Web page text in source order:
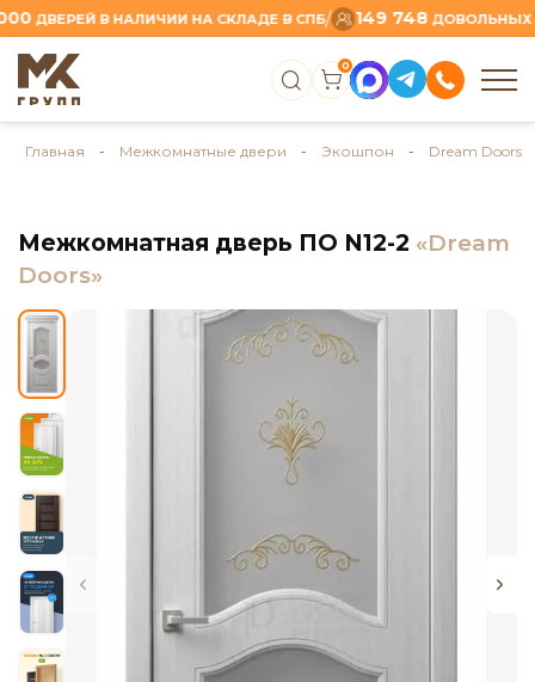
В НАЛИЧИИ НА СКЛАДЕ В СПБ/ 149 748 ДОВОЛЬНЫХ
0
Главная - Межкомнатные двери - Экошпон - Dream Doors
Межкомнатная дверь ПО N12-2 «Dream
Doors»